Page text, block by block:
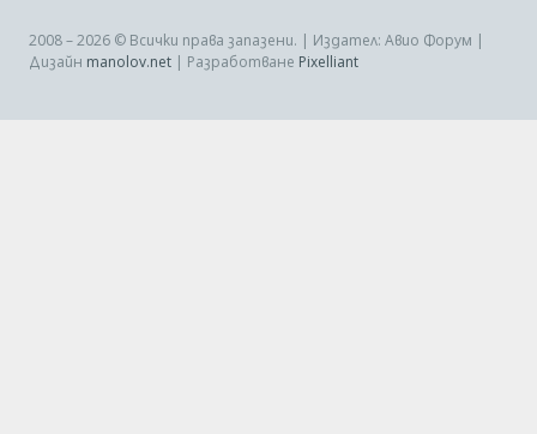
2008 – 2026 © Всички права запазени. | Издател: Авио Форум |
Дизайн manolov.net | Разработване Pixelliant